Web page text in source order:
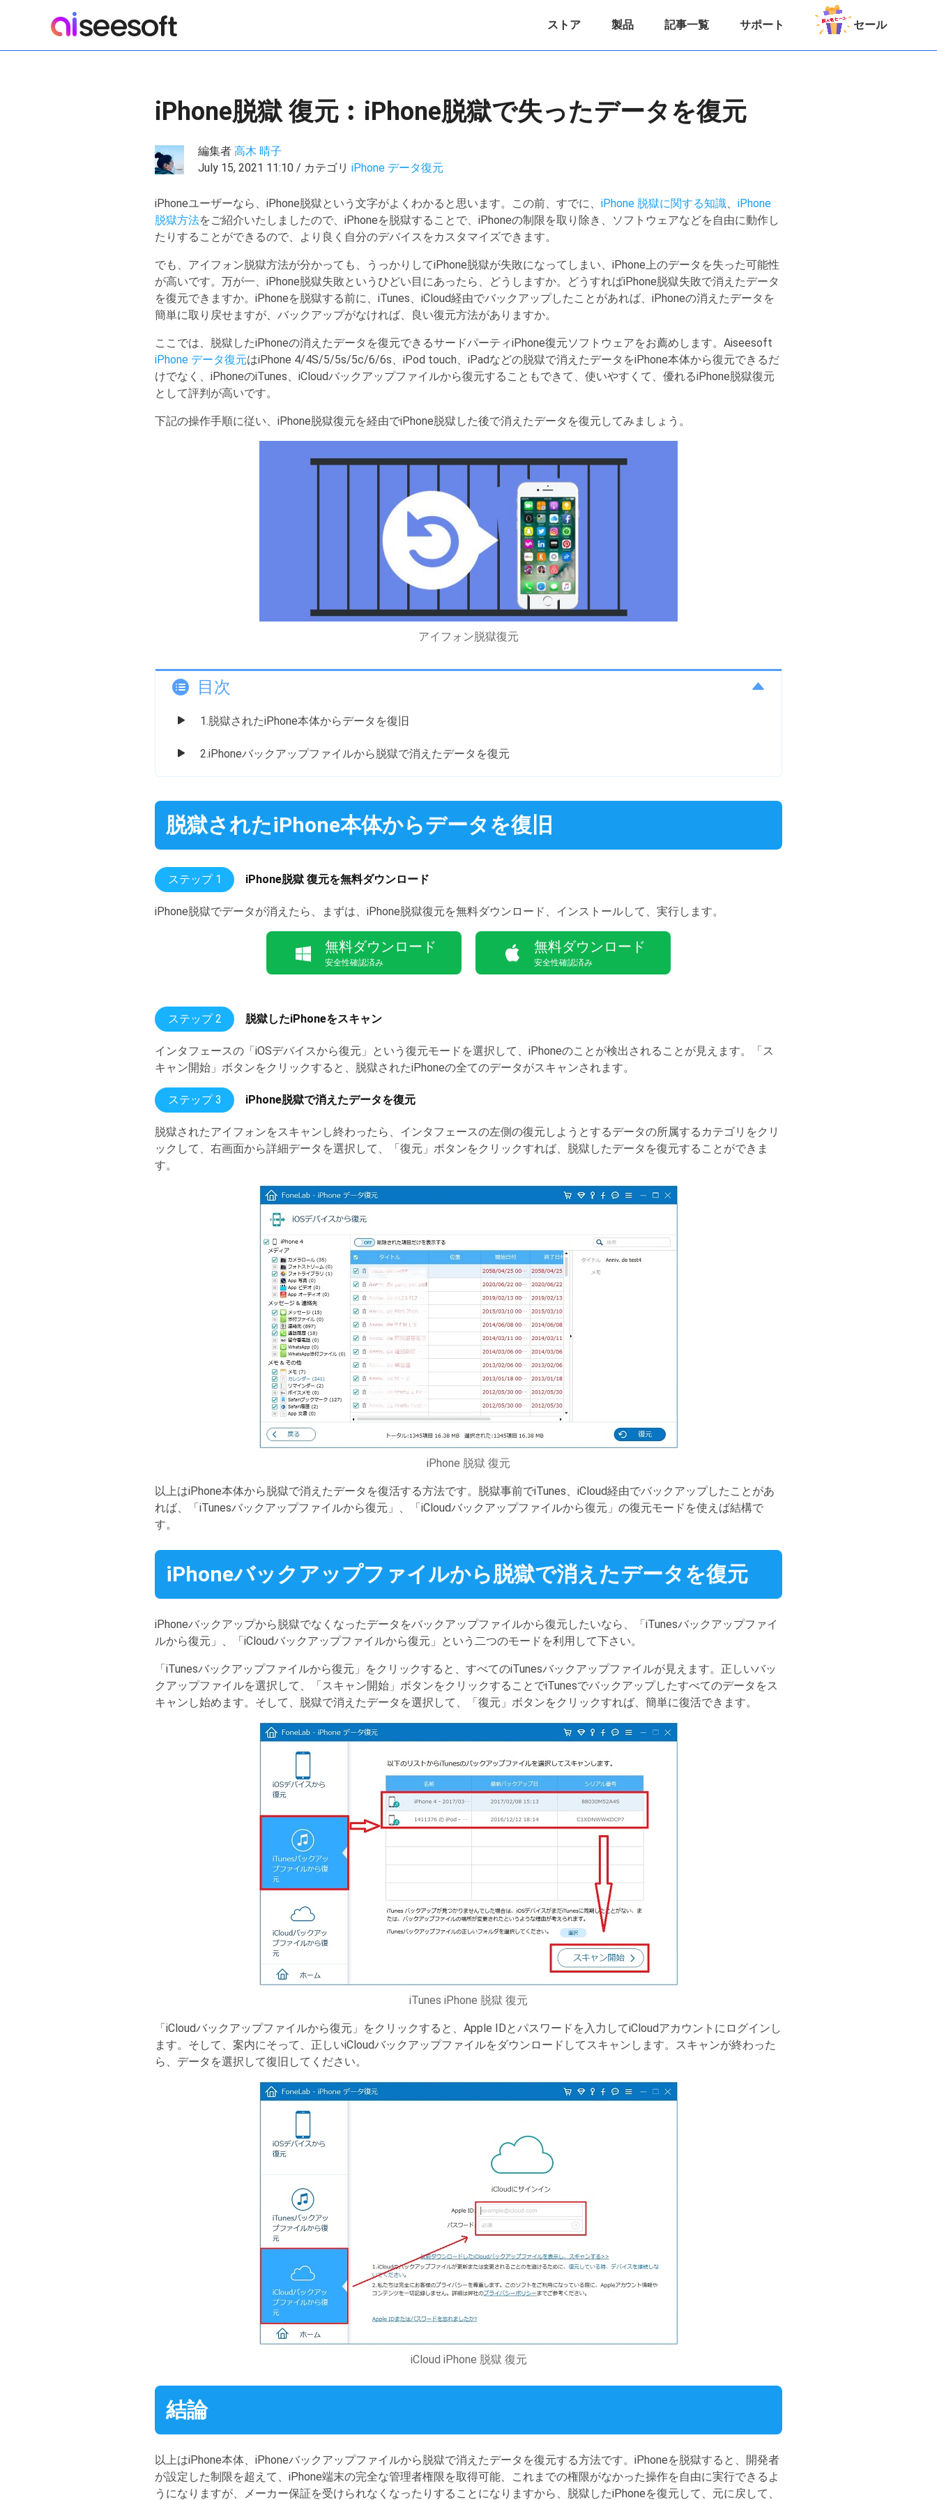
ストア 製品 記事一覧 サポート セール
iPhone脱獄 復元︰iPhone脱獄で失ったデータを復元
編集者 高木 晴子
July 15, 2021 11:10 / カテゴリ iPhone データ復元
iPhoneユーザーなら、iPhone脱獄という文字がよくわかると思います。この前、すでに、 iPhone 脱獄に関する知識、 iPhone
脱獄方法をご紹介いたしましたので、iPhoneを脱獄することで、iPhoneの制限を取り除き、ソフトウェアなどを自由に動作し
たりすることができるので、より良く自分のデバイスをカスタマイズできます。
でも、アイフォン脱獄方法が分かっても、うっかりしてiPhone脱獄が失敗になってしまい、iPhone上のデータを失った可能性
が高いです。万が一、iPhone脱獄失敗というひどい目にあったら、どうしますか。どうすればiPhone脱獄失敗で消えたデータ
を復元できますか。iPhoneを脱獄する前に、iTunes、iCloud経由でバックアップしたことがあれば、iPhoneの消えたデータを
簡単に取り戻せますが、バックアップがなければ、良い復元方法がありますか。
ここでは、脱獄したiPhoneの消えたデータを復元できるサードパーティiPhone復元ソフトウェアをお薦めします。Aiseesoft
iPhone データ復元はiPhone 4/4S/5/5s/5c/6/6s、iPod touch、iPadなどの脱獄で消えたデータをiPhone本体から復元できるだ
けでなく、iPhoneのiTunes、iCloudバックアップファイルから復元することもできて、使いやすくて、優れるiPhone脱獄復元
として評判が高いです。
下記の操作手順に従い、iPhone脱獄復元を経由でiPhone脱獄した後で消えたデータを復元してみましょう。
アイフォン脱獄復元
目次
1.脱獄されたiPhone本体からデータを復旧
2.iPhoneバックアップファイルから脱獄で消えたデータを復元
脱獄されたiPhone本体からデータを復旧
ステップ 1 iPhone脱獄 復元を無料ダウンロード
iPhone脱獄でデータが消えたら、まずは、iPhone脱獄復元を無料ダウンロード、インストールして、実行します。
無料ダウンロード
安全性確認済み
無料ダウンロード
安全性確認済み
ステップ 2 脱獄したiPhoneをスキャン
インタフェースの「iOSデバイスから復元」という復元モードを選択して、iPhoneのことが検出されることが見えます。「ス
キャン開始」ボタンをクリックすると、脱獄されたiPhoneの全てのデータがスキャンされます。
ステップ 3 iPhone脱獄で消えたデータを復元
脱獄されたアイフォンをスキャンし終わったら、インタフェースの左側の復元しようとするデータの所属するカテゴリをクリ
ックして、右画面から詳細データを選択して、「復元」ボタンをクリックすれば、脱獄したデータを復元することができま
す。
iPhone 脱獄 復元
以上はiPhone本体から脱獄で消えたデータを復活する方法です。脱獄事前でiTunes、iCloud経由でバックアップしたことがあ
れば、「iTunesバックアップファイルから復元」、「iCloudバックアップファイルから復元」の復元モードを使えば結構で
す。
iPhoneバックアップファイルから脱獄で消えたデータを復元
iPhoneバックアップから脱獄でなくなったデータをバックアップファイルから復元したいなら、「iTunesバックアップファイ
ルから復元」、「iCloudバックアップファイルから復元」という二つのモードを利用して下さい。
「iTunesバックアップファイルから復元」をクリックすると、すべてのiTunesバックアップファイルが見えます。正しいバッ
クアップファイルを選択して、「スキャン開始」ボタンをクリックすることでiTunesでバックアップしたすべてのデータをス
キャンし始めます。そして、脱獄で消えたデータを選択して、「復元」ボタンをクリックすれば、簡単に復活できます。
iTunes iPhone 脱獄 復元
「iCloudバックアップファイルから復元」をクリックすると、Apple IDとパスワードを入力してiCloudアカウントにログインし
ます。そして、案内にそって、正しいiCloudバックアップファイルをダウンロードしてスキャンします。スキャンが終わった
ら、データを選択して復旧してください。
iCloud iPhone 脱獄 復元
結論
以上はiPhone本体、iPhoneバックアップファイルから脱獄で消えたデータを復元する方法です。iPhoneを脱獄すると、開発者
が設定した制限を超えて、iPhone端末の完全な管理者権限を取得可能、これまでの権限がなかった操作を自由に実行できるよ
うになりますが、メーカー保証を受けられなくなったりすることになりますから、脱獄したiPhoneを復元して、元に戻して、